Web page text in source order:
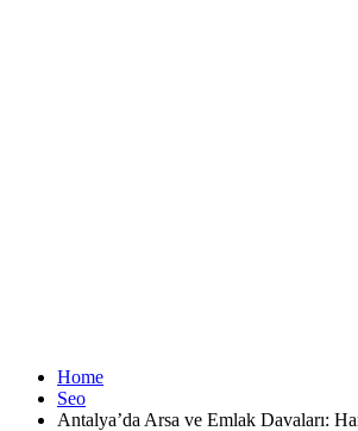
Home
Seo
Antalya’da Arsa ve Emlak Davaları: